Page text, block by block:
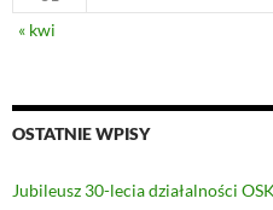
« kwi
OSTATNIE WPISY
Jubileusz 30-lecia działalności